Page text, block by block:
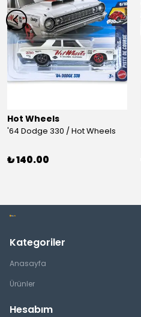
Hot Wheels
'64 Dodge 330 / Hot Wheels
₺ 140.00
Kategoriler
Anasayfa
Ürünler
Hesabım